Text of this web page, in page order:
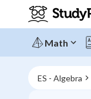
Math
ES - Algebra